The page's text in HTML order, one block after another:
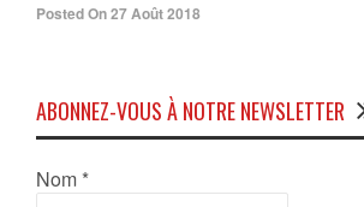
Posted On 27 Août 2018
ABONNEZ-VOUS À NOTRE NEWSLETTER
Nom *